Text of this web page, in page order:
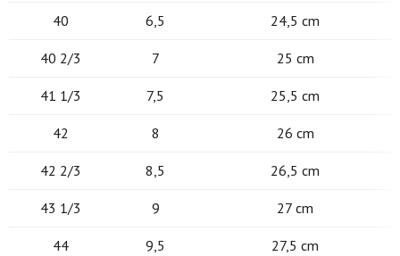
40 6,5 24,5 cm
40 2/3 7 25 cm
41 1/3 7,5 25,5 cm
42 8 26 cm
42 2/3 8,5 26,5 cm
43 1/3 9 27 cm
44 9,5 27,5 cm